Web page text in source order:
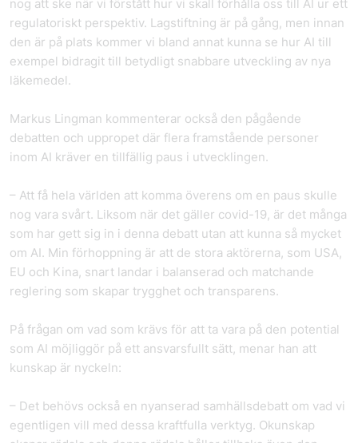
nog att ske när vi förstått hur vi skall förhålla oss till AI ur ett
regulatoriskt perspektiv. Lagstiftning är på gång, men innan
den är på plats kommer vi bland annat kunna se hur AI till
exempel bidragit till betydligt snabbare utveckling av nya
läkemedel.
Markus Lingman kommenterar också den pågående
debatten och uppropet där flera framstående personer
inom AI kräver en tillfällig paus i utvecklingen.
– Att få hela världen att komma överens om en paus skulle
nog vara svårt. Liksom när det gäller covid-19, är det många
som har gett sig in i denna debatt utan att kunna så mycket
om AI. Min förhoppning är att de stora aktörerna, som USA,
EU och Kina, snart landar i balanserad och matchande
reglering som skapar trygghet och transparens.
På frågan om vad som krävs för att ta vara på den potential
som AI möjliggör på ett ansvarsfullt sätt, menar han att
kunskap är nyckeln:
– Det behövs också en nyanserad samhällsdebatt om vad vi
egentligen vill med dessa kraftfulla verktyg. Okunskap